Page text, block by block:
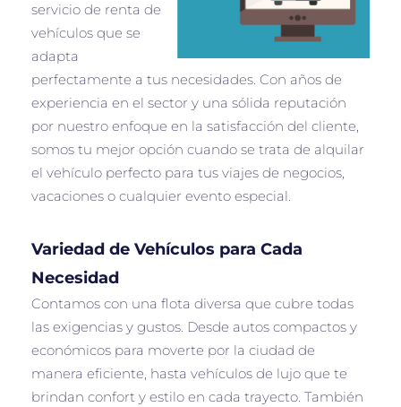
servicio de renta de
vehículos que se
adapta
perfectamente a tus necesidades. Con años de
experiencia en el sector y una sólida reputación
por nuestro enfoque en la satisfacción del cliente,
somos tu mejor opción cuando se trata de alquilar
el vehículo perfecto para tus viajes de negocios,
vacaciones o cualquier evento especial.
Variedad de Vehículos para Cada
Necesidad
Contamos con una flota diversa que cubre todas
las exigencias y gustos. Desde autos compactos y
económicos para moverte por la ciudad de
manera eficiente, hasta vehículos de lujo que te
brindan confort y estilo en cada trayecto. También